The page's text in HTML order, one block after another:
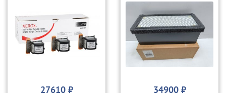
27610 ₽ 34900 ₽